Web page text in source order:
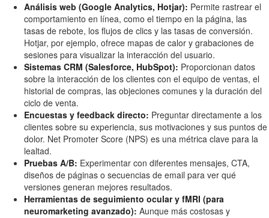
Análisis web (Google Analytics, Hotjar): Permite rastrear el
comportamiento en línea, como el tiempo en la página, las
tasas de rebote, los flujos de clics y las tasas de conversión.
Hotjar, por ejemplo, ofrece mapas de calor y grabaciones de
sesiones para visualizar la interacción del usuario.
Sistemas CRM (Salesforce, HubSpot): Proporcionan datos
sobre la interacción de los clientes con el equipo de ventas, el
historial de compras, las objeciones comunes y la duración del
ciclo de venta.
Encuestas y feedback directo: Preguntar directamente a los
clientes sobre su experiencia, sus motivaciones y sus puntos de
dolor. Net Promoter Score (NPS) es una métrica clave para la
lealtad.
Pruebas A/B: Experimentar con diferentes mensajes, CTA,
diseños de páginas o secuencias de email para ver qué
versiones generan mejores resultados.
Herramientas de seguimiento ocular y fMRI (para
neuromarketing avanzado): Aunque más costosas y